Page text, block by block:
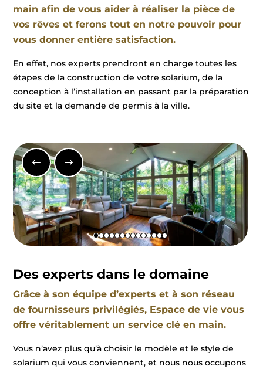
main afin de vous aider à réaliser la pièce de
vos rêves et ferons tout en notre pouvoir pour
vous donner entière satisfaction.
En effet, nos experts prendront en charge toutes les
étapes de la construction de votre solarium, de la
conception à l’installation en passant par la préparation
du site et la demande de permis à la ville.
Des experts dans le domaine
Grâce à son équipe d’experts et à son réseau
de fournisseurs privilégiés, Espace de vie vous
offre véritablement un service clé en main.
Vous n’avez plus qu’à choisir le modèle et le style de
solarium qui vous conviennent, et nous nous occupons